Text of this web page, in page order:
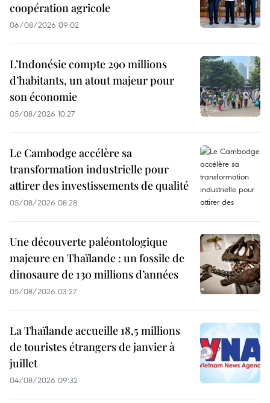
coopération agricole
06/08/2026 09:02
L’Indonésie compte 290 millions
d’habitants, un atout majeur pour
son économie
05/08/2026 10:27
Le Cambodge accélère sa
transformation industrielle pour
attirer des investissements de qualité
05/08/2026 08:28
Une découverte paléontologique
majeure en Thaïlande : un fossile de
dinosaure de 130 millions d’années
05/08/2026 03:27
La Thaïlande accueille 18,5 millions
de touristes étrangers de janvier à
juillet
04/08/2026 09:32